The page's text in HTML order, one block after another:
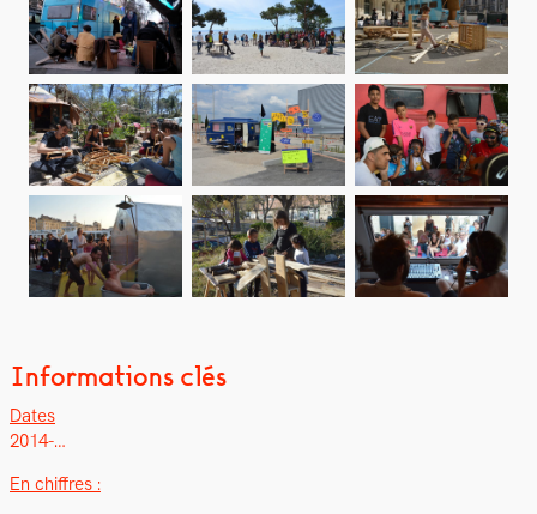
Informations clés
Dates
2014-…
En chiffres :